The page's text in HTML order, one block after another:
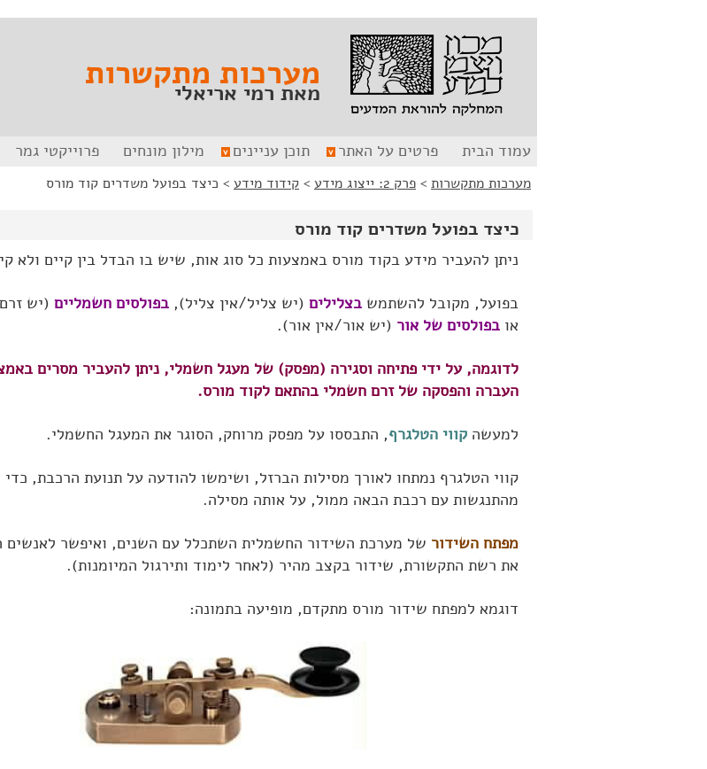
מערכות מתקשרות
מאת רמי אריאלי
עמוד הבית פרטים על האתר תוכן עניינים מילון מונחים פרוייקטי גמר
מערכות מתקשרות > פרק 2: ייצוג מידע > קידוד מידע > כיצד בפועל משדרים קוד מורס
כיצד בפועל משדרים קוד מורס
ניתן להעביר מידע בקוד מורס באמצעות כל סוג אות, שיש בו הבדל בין קיים ולא
בפועל, מקובל להשתמש בצלילים (יש צליל/אין צליל), בפולסים חשמליים (יש
או בפולסים של אור (יש אור/אין אור).
לדוגמה, על ידי פתיחה וסגירה (מפסק) של מעגל חשמלי, ניתן להעביר מסרים
העברה והפסקה של זרם חשמלי בהתאם לקוד מורס.
למעשה קווי הטלגרף, התבססו על מפסק מרוחק, הסוגר את המעגל החשמלי.
קווי הטלגרף נמתחו לאורך מסילות הברזל, ושימשו להודעה על תנועת הרכבת, כדי
מהתנגשות עם רכבת הבאה ממול, על אותה מסילה.
מפתח השידור של מערכת השידור החשמלית השתכלל עם השנים, ואיפשר לאנשים
את רשת התקשורת, שידור בקצב מהיר (לאחר לימוד ותירגול המיומנות).
דוגמא למפתח שידור מורס מתקדם, מופיעה בתמונה: